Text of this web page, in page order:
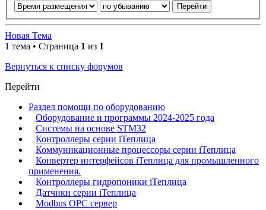
Новая Тема
1 тема • Страница 1 из 1
Вернуться к списку форумов
Перейти
Раздел помощи по оборудованию
Оборудование и программы 2024-2025 года
Системы на основе STM32
Контроллеры серии iТеплица
Коммуникационные процессоры серии iТеплица
Конвертер интерфейсов iТеплица для промышленного
применения.
Контроллеры гидропоники iТеплица
Датчики серии iТеплица
Modbus OPC сервер